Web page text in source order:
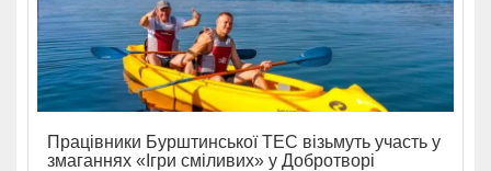
Працівники Бурштинської ТЕС візьмуть участь у
змаганнях «Ігри сміливих» у Добротворі